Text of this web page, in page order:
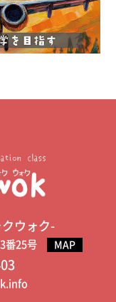
ウォク-
番25号 MAP